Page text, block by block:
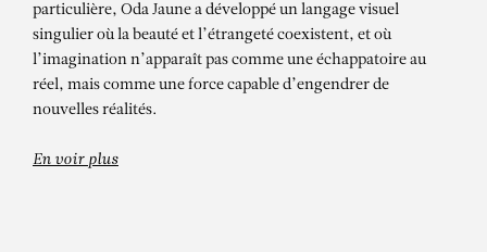
particulière, Oda Jaune a développé un langage visuel
singulier où la beauté et l’étrangeté coexistent, et où
l’imagination n’apparaît pas comme une échappatoire au
réel, mais comme une force capable d’engendrer de
nouvelles réalités.
En voir plus